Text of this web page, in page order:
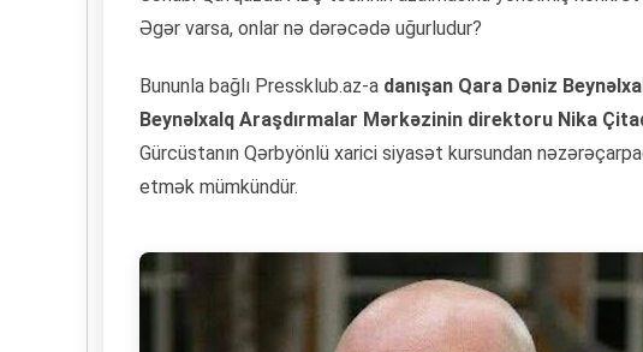
Əgər varsa, onlar nə dərəcədə uğurludur?
Bununla bağlı Pressklub.az-a danışan Qara Dəniz
Beynəlxalq Araşdırmalar Mərkəzinin direktoru Nika
Gürcüstanın Qərbyönlü xarici siyasət kursundan
etmək mümkündür.